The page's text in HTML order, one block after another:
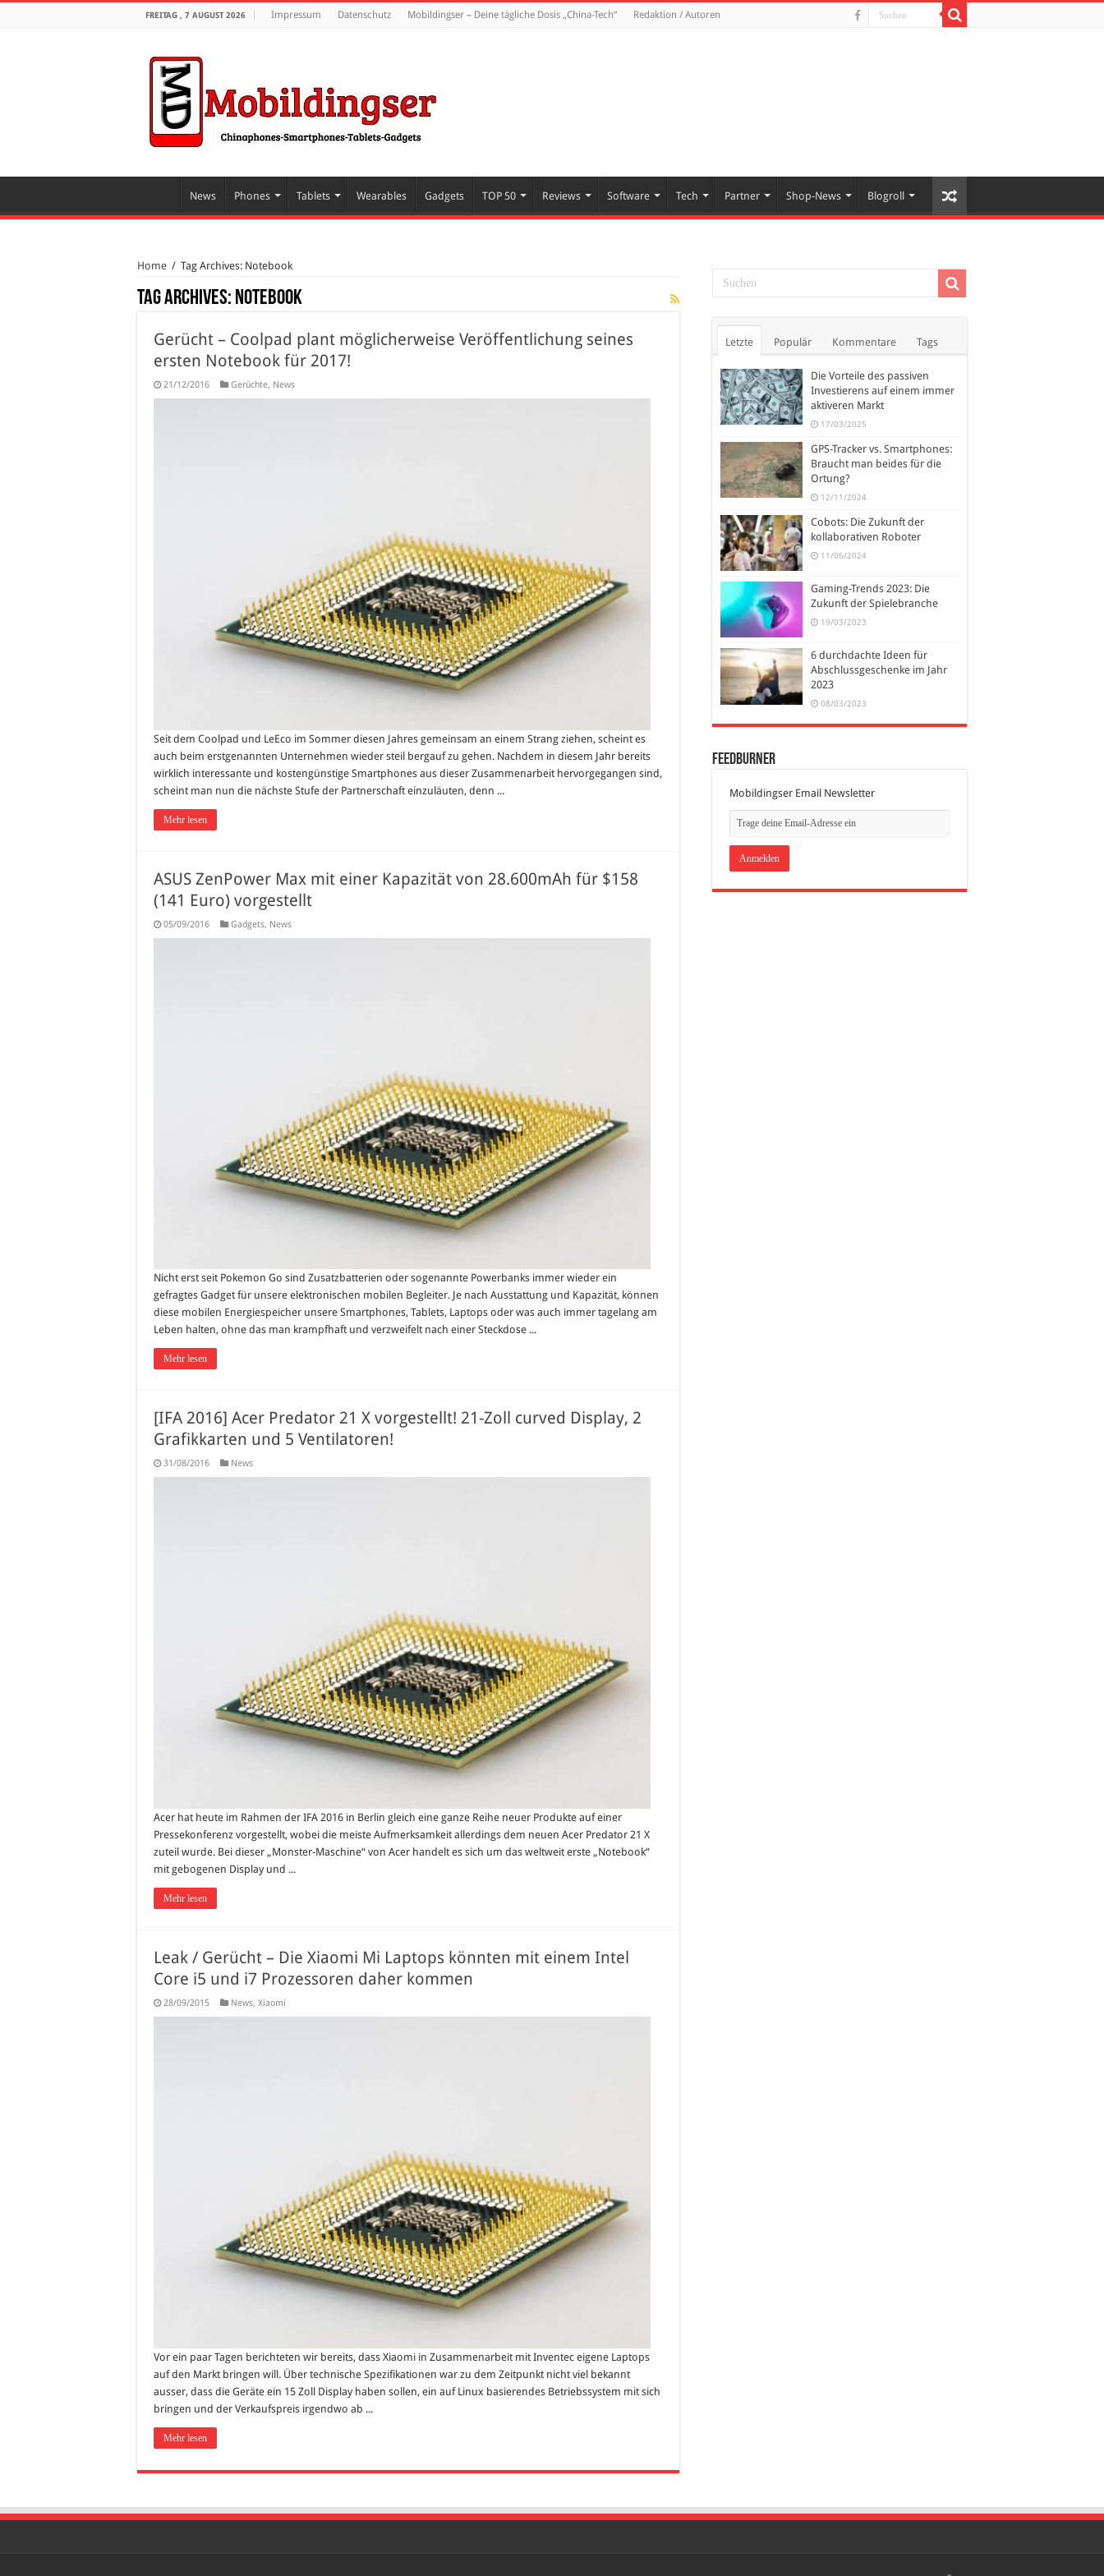
FREITAG , 7 AUGUST 2026 Impressum Datenschutz Mobildingser – Deine tägliche Dosis „China-Tech“ Redaktion / Autoren
News Phones Tablets Wearables Gadgets TOP 50 Reviews Software Tech Partner Shop-News Blogroll
Home / Tag Archives: Notebook
Tag Archives: Notebook
Gerücht – Coolpad plant möglicherweise Veröffentlichung seines
ersten Notebook für 2017!
21/12/2016 Gerüchte, News
Seit dem Coolpad und LeEco im Sommer diesen Jahres gemeinsam an einem Strang ziehen, scheint es
auch beim erstgenannten Unternehmen wieder steil bergauf zu gehen. Nachdem in diesem Jahr bereits
wirklich interessante und kostengünstige Smartphones aus dieser Zusammenarbeit hervorgegangen sind,
scheint man nun die nächste Stufe der Partnerschaft einzuläuten, denn ...
Mehr lesen
ASUS ZenPower Max mit einer Kapazität von 28.600mAh für $158
(141 Euro) vorgestellt
05/09/2016 Gadgets, News
Nicht erst seit Pokemon Go sind Zusatzbatterien oder sogenannte Powerbanks immer wieder ein
gefragtes Gadget für unsere elektronischen mobilen Begleiter. Je nach Ausstattung und Kapazität, können
diese mobilen Energiespeicher unsere Smartphones, Tablets, Laptops oder was auch immer tagelang am
Leben halten, ohne das man krampfhaft und verzweifelt nach einer Steckdose ...
Mehr lesen
[IFA 2016] Acer Predator 21 X vorgestellt! 21-Zoll curved Display, 2
Grafikkarten und 5 Ventilatoren!
31/08/2016 News
Acer hat heute im Rahmen der IFA 2016 in Berlin gleich eine ganze Reihe neuer Produkte auf einer
Pressekonferenz vorgestellt, wobei die meiste Aufmerksamkeit allerdings dem neuen Acer Predator 21 X
zuteil wurde. Bei dieser „Monster-Maschine“ von Acer handelt es sich um das weltweit erste „Notebook“
mit gebogenen Display und ...
Mehr lesen
Leak / Gerücht – Die Xiaomi Mi Laptops könnten mit einem Intel
Core i5 und i7 Prozessoren daher kommen
28/09/2015 News, Xiaomi
Vor ein paar Tagen berichteten wir bereits, dass Xiaomi in Zusammenarbeit mit Inventec eigene Laptops
auf den Markt bringen will. Über technische Spezifikationen war zu dem Zeitpunkt nicht viel bekannt
ausser, dass die Geräte ein 15 Zoll Display haben sollen, ein auf Linux basierendes Betriebssystem mit sich
bringen und der Verkaufspreis irgendwo ab ...
Mehr lesen
Letzte Populär Kommentare Tags
Die Vorteile des passiven
Investierens auf einem immer
aktiveren Markt
17/03/2025
GPS-Tracker vs. Smartphones:
Braucht man beides für die
Ortung?
12/11/2024
Cobots: Die Zukunft der
kollaborativen Roboter
11/06/2024
Gaming-Trends 2023: Die
Zukunft der Spielebranche
19/03/2023
6 durchdachte Ideen für
Abschlussgeschenke im Jahr
2023
08/03/2023
FeedBurner
Mobildingser Email Newsletter